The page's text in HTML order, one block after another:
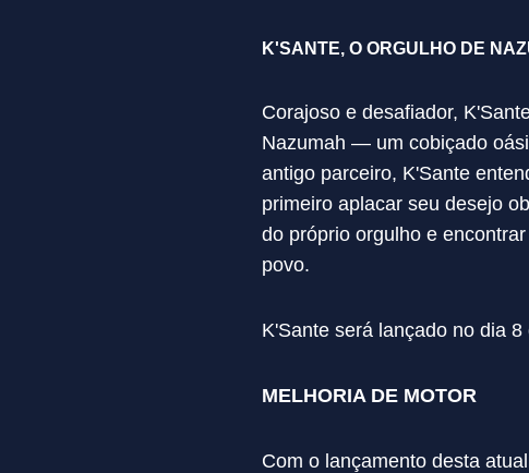
K'SANTE, O ORGULHO DE
Corajoso e desafiador,
Nazumah — um cobiçado
antigo parceiro, K'Sante
primeiro aplacar seu desejo
do próprio orgulho e
povo.
K'Sante será lançado no dia
MELHORIA DE MOTOR
Com o lançamento desta